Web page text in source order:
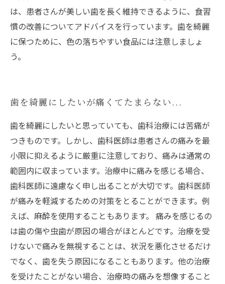
は、患者さんが美しい歯を長く維持できるように、食習
慣の改善についてアドバイスを行っています。歯を綺麗
に保つために、色の落ちやすい食品には注意しましょ
う。
歯を綺麗にしたいが痛くてたまらない...
歯を綺麗にしたいと思っていても、歯科治療には苦痛が
つきものです。しかし、歯科医師は患者さんの痛みを最
小限に抑えるように厳重に注意しており、痛みは通常の
範囲内に収まっています。治療中に痛みを感じる場合、
歯科医師に遠慮なく申し出ることが大切です。歯科医師
が痛みを軽減するための対策をとることができます。例
えば、麻酔を使用することもあります。 痛みを感じるの
は歯の傷や虫歯が原因の場合がほとんどです。治療を受
けないで痛みを無視することは、状況を悪化させるだけ
でなく、歯を失う原因になることもあります。他の治療
を受けたことがない場合、治療時の痛みを想像すること